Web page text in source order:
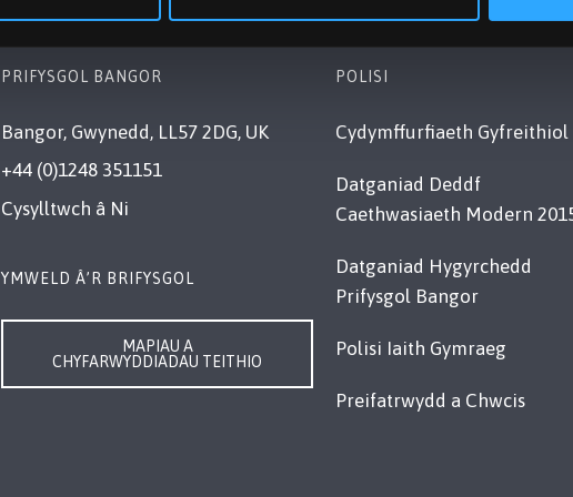
PRIFYSGOL BANGOR
Bangor, Gwynedd, LL57 2DG, UK
+44 (0)1248 351151
Cysylltwch â Ni
YMWELD Â’R BRIFYSGOL
MAPIAU A
CHYFARWYDDIADAU TEITHIO
POLISI
Cydymffurfiaeth Gyfreithiol
Datganiad Deddf
Caethwasiaeth Modern
Datganiad Hygyrchedd
Prifysgol Bangor
Polisi Iaith Gymraeg
Preifatrwydd a Chwcis